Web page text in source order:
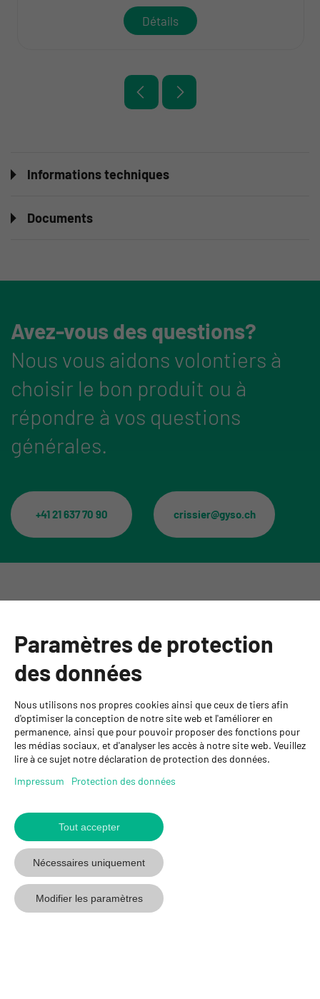
Détails
Informations techniques
Documents
Avez-vous des questions?
Nous vous aidons volontiers à
choisir le bon produit ou à
répondre à vos questions
générales.
+41 21 637 70 90 crissier@gyso.ch
Informations
GYSO SA
Succursale Crissier
Chemin de Closalet 20
1023 Crissier
+41 21 637 70 90
www.gyso.ch
suivez
GYSO
sur
suivez
GYSO
Youtube
suivez
GYSO
sur
Linkedin
Paramètres de protection
des données
Nous utilisons nos propres cookies ainsi que ceux de tiers afin
d'optimiser la conception de notre site web et l'améliorer en
permanence, ainsi que pour pouvoir proposer des fonctions pour
les médias sociaux, et d'analyser les accès à notre site web. Veuillez
lire à ce sujet notre déclaration de protection des données.
Impressum
Protection des données
Tout accepter
Nécessaires uniquement
Modifier les paramètres